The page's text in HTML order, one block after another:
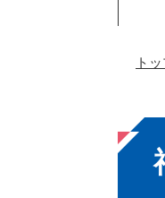
ト
本
文